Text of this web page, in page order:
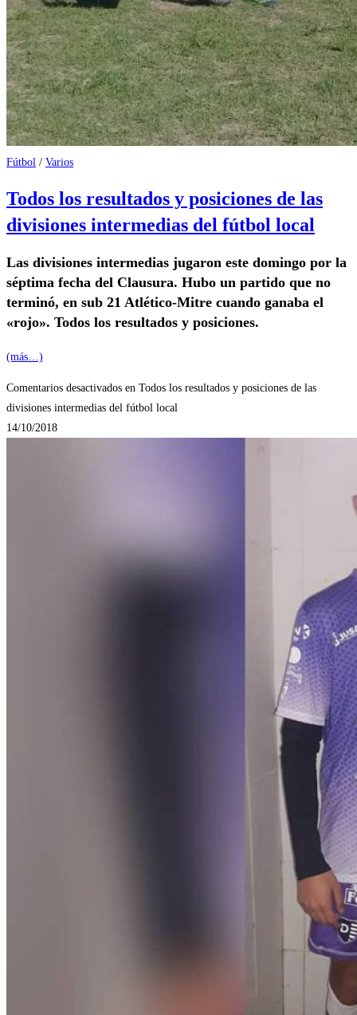
Fútbol / Varios
Todos los resultados y posiciones de las
divisiones intermedias del fútbol local
Las divisiones intermedias jugaron este domingo por la
séptima fecha del Clausura. Hubo un partido que no
terminó, en sub 21 Atlético-Mitre cuando ganaba el
«rojo». Todos los resultados y posiciones.
(más…)
Comentarios desactivados en Todos los resultados y posiciones de las
divisiones intermedias del fútbol local
14/10/2018